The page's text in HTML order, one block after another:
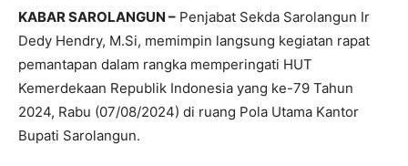
KABAR SAROLANGUN – Penjabat Sekda Sarolangun Ir
Dedy Hendry, M.Si, memimpin langsung kegiatan rapat
pemantapan dalam rangka memperingati HUT
Kemerdekaan Republik Indonesia yang ke-79 Tahun
2024, Rabu (07/08/2024) di ruang Pola Utama Kantor
Bupati Sarolangun.